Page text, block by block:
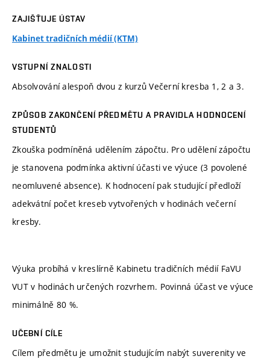
ZAJIŠŤUJE ÚSTAV
Kabinet tradičních médií (KTM)
VSTUPNÍ ZNALOSTI
Absolvování alespoň dvou z kurzů Večerní kresba 1, 2 a 3.
ZPŮSOB ZAKONČENÍ PŘEDMĚTU A PRAVIDLA HODNOCENÍ
STUDENTŮ
Zkouška podmíněná udělením zápočtu. Pro udělení zápočtu
je stanovena podmínka aktivní účasti ve výuce (3 povolené
neomluvené absence). K hodnocení pak studující předloží
adekvátní počet kreseb vytvořených v hodinách večerní
kresby.
Výuka probíhá v kreslírně Kabinetu tradičních médií FaVU
VUT v hodinách určených rozvrhem. Povinná účast ve výuce
minimálně 80 %.
UČEBNÍ CÍLE
Cílem předmětu je umožnit studujícím nabýt suverenity ve